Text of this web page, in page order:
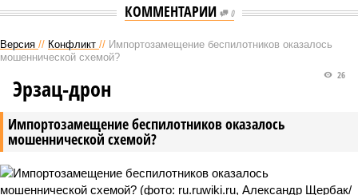
КОММЕНТАРИИ 0
Версия // Конфликт // Импортозамещение беспилотников оказалось
мошеннической схемой?
Импортозамещение беспилотников оказалось
мошеннической схемой?
26
Эрзац-дрон